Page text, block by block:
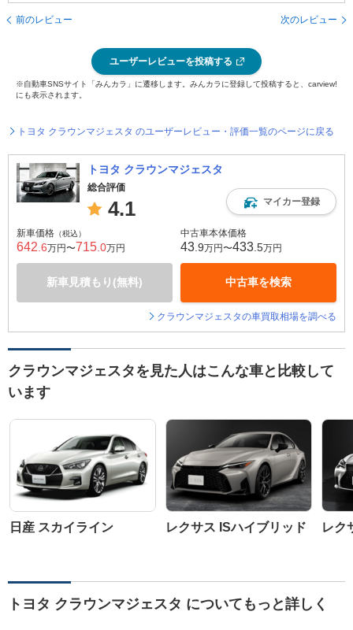
前のレビュー 次のレビュー
ユーザーレビューを投稿する
※自動車SNSサイト「みんカラ」に遷移します。みんカラに登録して投稿すると、carview!
にも表示されます。
トヨタ クラウンマジェスタ のユーザーレビュー・評価一覧のページに戻る
トヨタ クラウンマジェスタ
総合評価
4.1 マイカー登録
新車価格 （税込）
642 .6万円〜715 .0万円
新車見積もり(無料)
中古車本体価格
43 .9万円〜433 .5万円
中古車を検索
クラウンマジェスタの車買取相場を調べる
クラウンマジェスタを見た人はこんな車と比較して
います
日産 スカイライン レクサス ISハイブリッド レク
トヨタ クラウンマジェスタ についてもっと詳しく